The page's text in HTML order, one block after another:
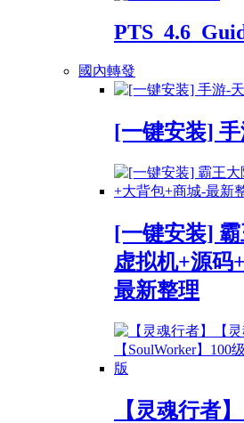
國內轉發
[一键安装]
[一键安装] 霸
虚拟机+源码
最新整理
【灵魂行者